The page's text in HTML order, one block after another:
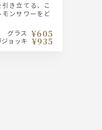
き立てる、こ
ンサワーをど
グラス ¥605
ョッキ ¥935